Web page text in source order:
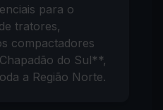
para o
tratores,
compactadores
do Sul**,
a Região Norte.